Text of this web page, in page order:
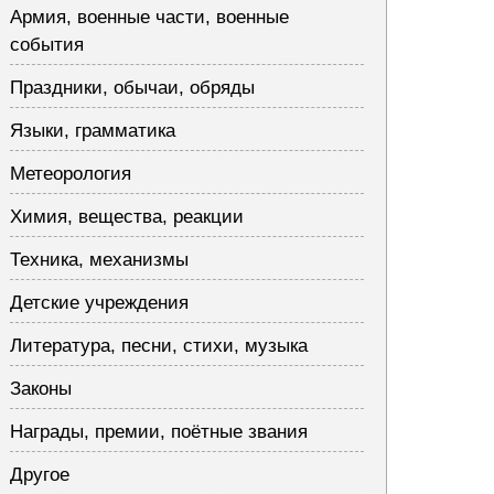
Армия, военные части, военные
события
Праздники, обычаи, обряды
Языки, грамматика
Метеорология
Химия, вещества, реакции
Техника, механизмы
Детские учреждения
Литература, песни, стихи, музыка
Законы
Награды, премии, поётные звания
Другое